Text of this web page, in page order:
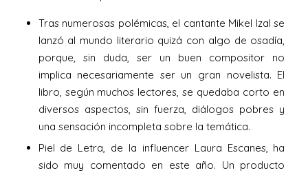
Tras numerosas polémicas, el cantante Mikel Izal se
lanzó al mundo literario quizá con algo de osadía,
porque, sin duda, ser un buen compositor no
implica necesariamente ser un gran novelista. El
libro, según muchos lectores, se quedaba corto en
diversos aspectos, sin fuerza, diálogos pobres y
una sensación incompleta sobre la temática.
Piel de Letra, de la influencer Laura Escanes, ha
sido muy comentado en este año. Un producto